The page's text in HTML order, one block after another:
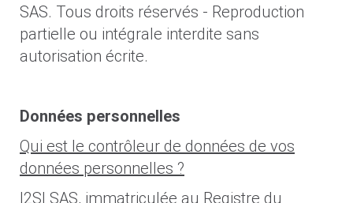
SAS. Tous droits réservés - Reproduction
partielle ou intégrale interdite sans
autorisation écrite.
Données personnelles
Qui est le contrôleur de données de vos
données personnelles ?
I2SI SAS, immatriculée au Registre du